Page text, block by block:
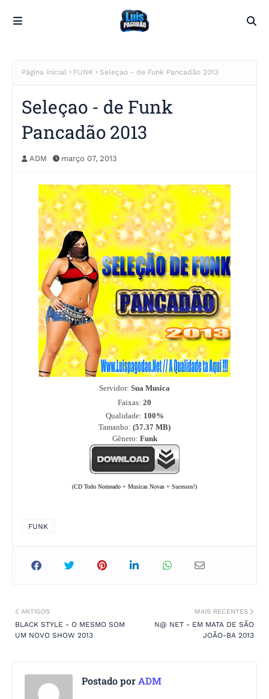
Página inicial FUNK Seleçao - de Funk Pancadão 2013
Seleçao - de Funk
Pancadão 2013
ADM março 07, 2013
Servidor: Sua Musica
Faixas: 20
Qualidade: 100%
Tamanho: (57.37 MB)
Gênero: Funk
(CD Todo Nomeado + Musicas Novas + Sucessos!)
FUNK
MAIS RECENTES
N@ NET - EM MATA DE SÃO
JOÃO-BA 2013
ANTIGOS
BLACK STYLE - O MESMO SOM
UM NOVO SHOW 2013
Postado porADM